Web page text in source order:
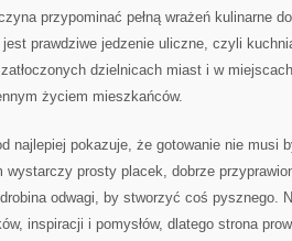
przypominać pełną wrażeń kulinarne
prawdziwe jedzenie uliczne, czyli
dzielnicach miast i w
życiem mieszkańców.
najlepiej pokazuje, że gotowanie nie musi
wystarczy prosty placek, dobrze
odwagi, by stworzyć coś pysznego.
inspiracji i pomysłów, dlatego strona